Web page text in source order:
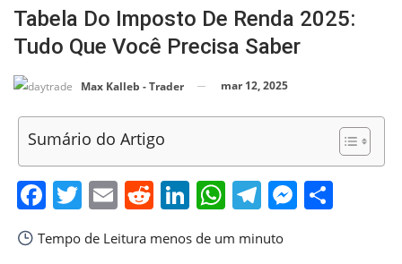
Tabela Do Imposto De Renda 2025:
Tudo Que Você Precisa Saber
Max Kalleb - Trader mar 12, 2025
Sumário do Artigo
Facebook
Twitter
EmailReddit
LinkedIn
WhatsApp
Telegram
Tempo de Leitura menos de um minuto